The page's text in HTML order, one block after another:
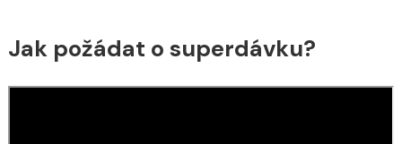
Jak požádat o superdávku?